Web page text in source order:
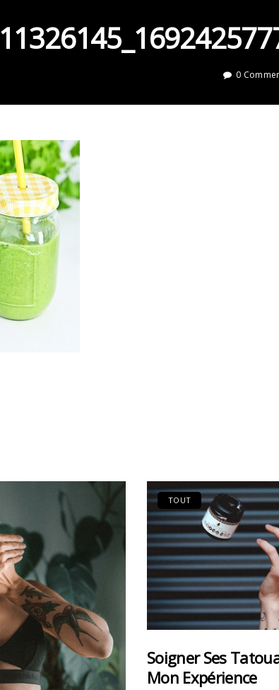
0
TOUT
Soigner Ses
Mon Expérience